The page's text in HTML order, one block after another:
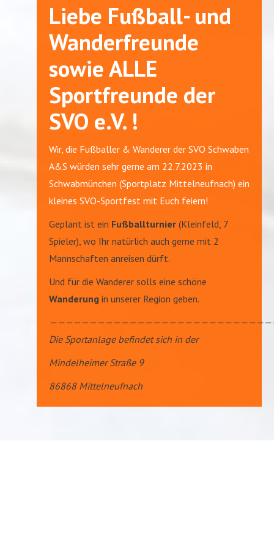
Liebe Fußball- und
Wanderfreunde
sowie ALLE
Sportfreunde der
SVO e.V. !
Wir, die Fußballer & Wanderer der SVO Schwaben
A&S würden sehr gerne am 22.7.2023 in
Schwabmünchen (Sportplatz Mittelneufnach) ein
kleines SVO-Sportfest mit Euch feiern!
Geplant ist ein Fußballturnier (Kleinfeld, 7
Spieler), wo Ihr natürlich auch gerne mit 2
Mannschaften anreisen dürft.
Und für die Wanderer solls eine schöne
Wanderung in unserer Region geben.
Die Sportanlage befindet sich in der
Mindelheimer Straße 9
86868 Mittelneufnach